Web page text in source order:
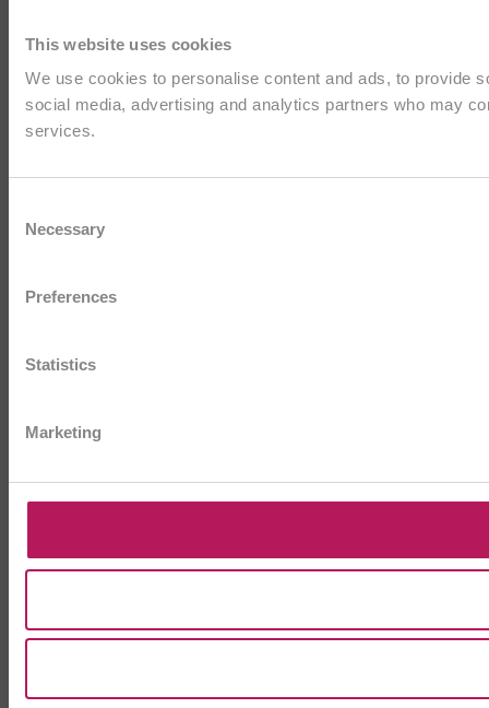
This website uses cookies
We use cookies to personalise content and ads, to provide
social media, advertising and analytics partners who may
services.
Selection
Necessary
Preferences
Statistics
Marketing